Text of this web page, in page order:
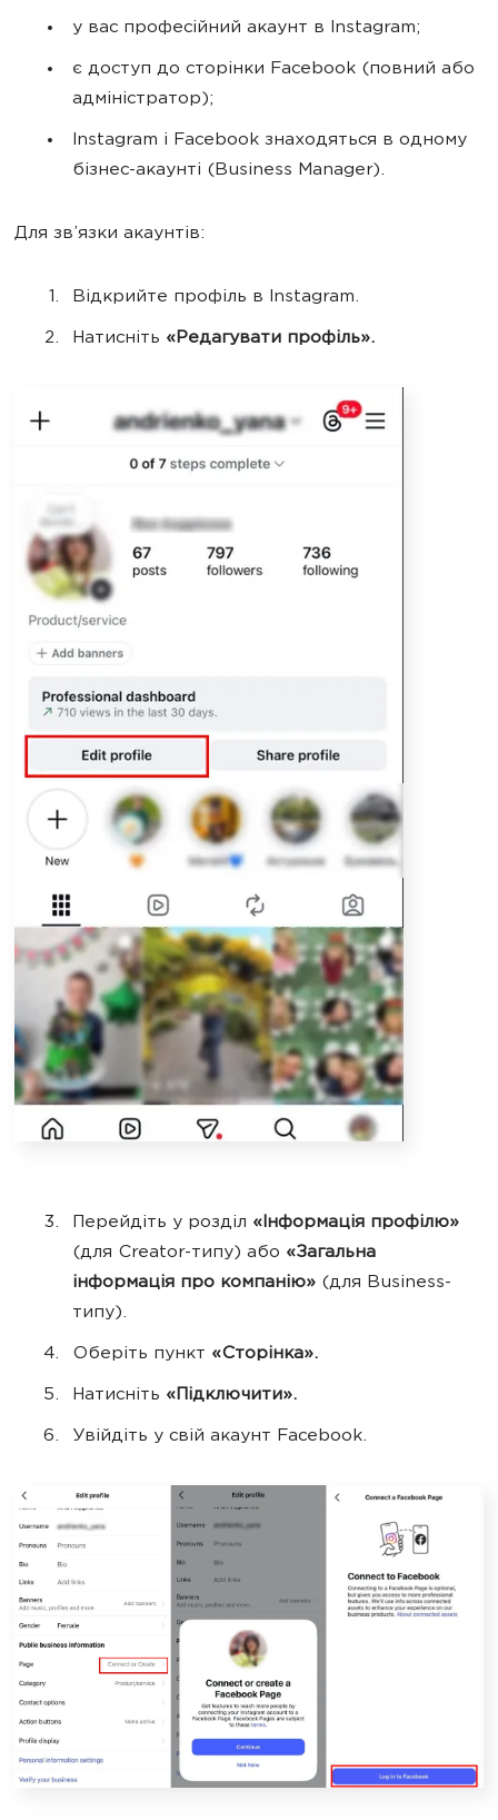
у вас професійний акаунт в Instagram;
є доступ до сторінки Facebook (повний або
адміністратор);
Instagram і Facebook знаходяться в одному
бізнес-акаунті (Business Manager).
Для зв’язки акаунтів:
Відкрийте профіль в Instagram.
Натисніть «Редагувати профіль».
Перейдіть у розділ «Інформація профілю»
(для Creator-типу) або «Загальна
інформація про компанію» (для Business-
типу).
Оберіть пункт «Сторінка».
Натисніть «Підключити».
Увійдіть у свій акаунт Facebook.